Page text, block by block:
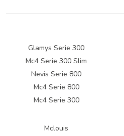
Glamys Serie 300
Mc4 Serie 300 Slim
Nevis Serie 800
Mc4 Serie 800
Mc4 Serie 300
Mclouis